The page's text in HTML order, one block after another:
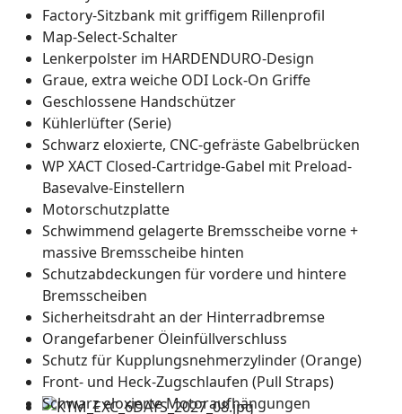
Factory-Sitzbank mit griffigem Rillenprofil
Map-Select-Schalter
Lenkerpolster im HARDENDURO-Design
Graue, extra weiche ODI Lock-On Griffe
Geschlossene Handschützer
Kühlerlüfter (Serie)
Schwarz eloxierte, CNC-gefräste Gabelbrücken
WP XACT Closed-Cartridge-Gabel mit Preload-
Basevalve-Einstellern
Motorschutzplatte
Schwimmend gelagerte Bremsscheibe vorne +
massive Bremsscheibe hinten
Schutzabdeckungen für vordere und hintere
Bremsscheiben
Sicherheitsdraht an der Hinterradbremse
Orangefarbener Öleinfüllverschluss
Schutz für Kupplungsnehmerzylinder (Orange)
Front- und Heck-Zugschlaufen (Pull Straps)
Schwarz eloxierte Motoraufhängungen